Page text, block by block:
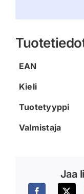
EAN
Kieli
Tuotetyyppi
Valmistaja
Jaa